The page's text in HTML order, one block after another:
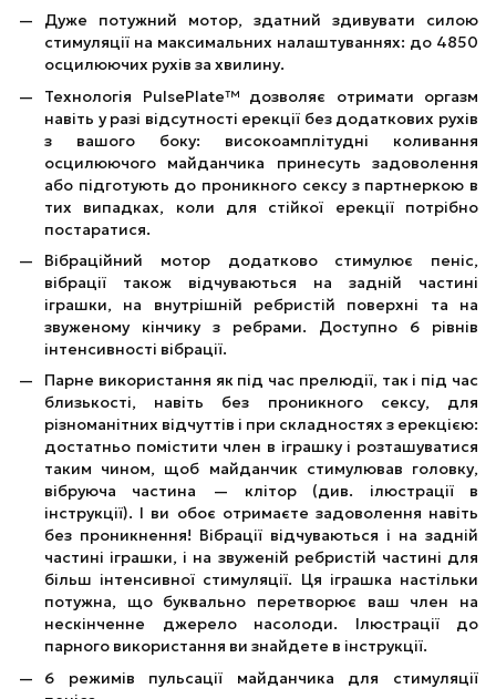
Дуже потужний мотор, здатний здивувати силою
стимуляції на максимальних налаштуваннях: до 4850
осцилюючих рухів за хвилину.
Технологія PulsePlate™ дозволяє отримати оргазм
навіть у разі відсутності ерекції без додаткових рухів
з вашого боку: високоамплітудні коливання
осцилюючого майданчика принесуть задоволення
або підготують до проникного сексу з партнеркою в
тих випадках, коли для стійкої ерекції потрібно
постаратися.
Вібраційний мотор додатково стимулює пеніс,
вібрації також відчуваються на задній частині
іграшки, на внутрішній ребристій поверхні та на
звуженому кінчику з ребрами. Доступно 6 рівнів
інтенсивності вібрації.
Парне використання як під час прелюдії, так і під час
близькості, навіть без проникного сексу, для
різноманітних відчуттів і при складностях з ерекцією:
достатньо помістити член в іграшку і розташуватися
таким чином, щоб майданчик стимулював головку,
вібруюча частина — клітор (див. ілюстрації в
інструкції). І ви обоє отримаєте задоволення навіть
без проникнення! Вібрації відчуваються і на задній
частині іграшки, і на звуженій ребристій частині для
більш інтенсивної стимуляції. Ця іграшка настільки
потужна, що буквально перетворює ваш член на
нескінченне джерело насолоди. Ілюстрації до
парного використання ви знайдете в інструкції.
6 режимів пульсації майданчика для стимуляції